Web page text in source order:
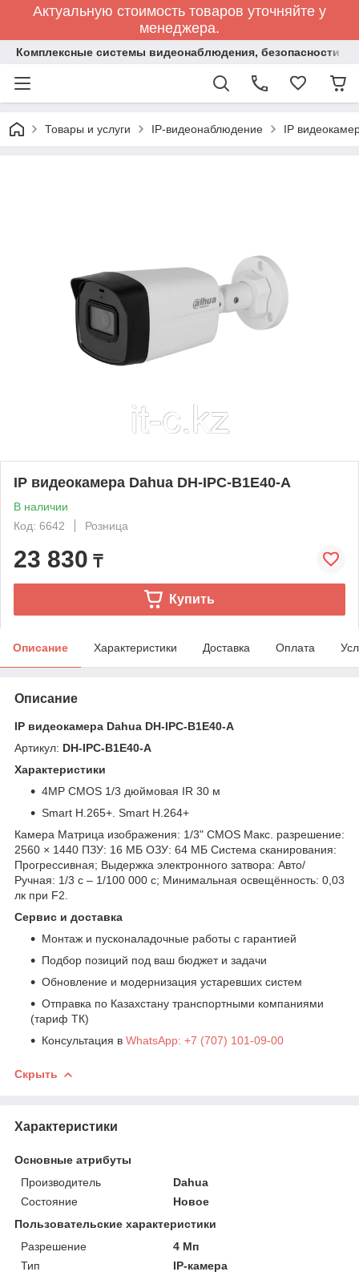
Актуальную стоимость товаров уточняйте у
менеджера.
Комплексные системы видеонаблюдения, безопасности и
Товары и услуги IP-видеонаблюдение IP
IP видеокамера Dahua DH-IPC-B1E40-A
В наличии
Код: 6642
Розница
23 830 ₸
Купить
Описание Характеристики Доставка Оплата
Описание
IP видеокамера Dahua DH-IPC-B1E40-A
Артикул: DH-IPC-B1E40-A
Характеристики
4MP CMOS 1/3 дюймовая IR 30 м
Smart H.265+. Smart H.264+
Камера Матрица изображения: 1/3" CMOS Макс. разрешение:
2560 × 1440 ПЗУ: 16 МБ ОЗУ: 64 МБ Система сканирования:
Прогрессивная; Выдержка электронного затвора: Авто/
Ручная: 1/3 с – 1/100 000 с; Минимальная освещённость: 0,03
лк при F2.
Сервис и доставка
Монтаж и пусконаладочные работы с гарантией
Подбор позиций под ваш бюджет и задачи
Обновление и модернизация устаревших систем
Отправка по Казахстану транспортными компаниями
(тариф ТК)
Консультация в WhatsApp: +7 (707) 101-09-00
Скрыть
Характеристики
Основные атрибуты
Производитель
Dahua
Состояние
Новое
Пользовательские характеристики
Разрешение
4 Мп
Тип
IP-камера